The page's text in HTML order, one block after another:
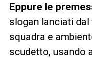
Eppure le
slogan lanciati
squadra e
scudetto, usando